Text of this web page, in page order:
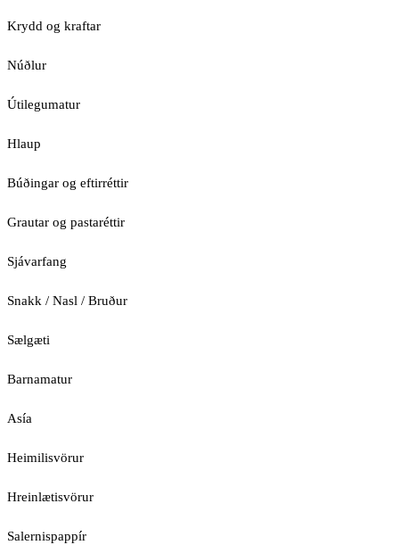
Krydd og kraftar
Núðlur
Útilegumatur
Hlaup
Búðingar og eftirréttir
Grautar og pastaréttir
Sjávarfang
Snakk / Nasl / Bruður
Sælgæti
Barnamatur
Asía
Heimilisvörur
Hreinlætisvörur
Salernispappír